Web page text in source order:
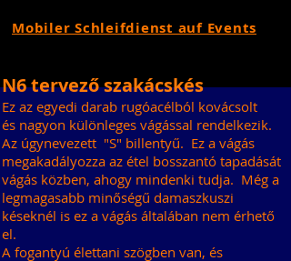
Mobiler Schleifdienst auf Events
N6 tervező szakácskés
Ez az egyedi darab rugóacélból kovácsolt
és nagyon különleges vágással rendelkezik.
Az úgynevezett "S" billentyű. Ez a vágás
megakadályozza az étel bosszantó tapadását
vágás közben, ahogy mindenki tudja. Még a
legmagasabb minőségű damaszkuszi
késeknél is ez a vágás általában nem érhető
el.
A fogantyú élettani szögben van, és